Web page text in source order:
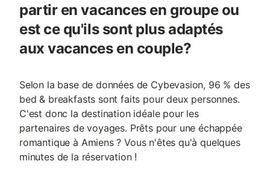
partir en vacances en groupe ou
est ce qu'ils sont plus adaptés
aux vacances en couple?
Selon la base de données de Cybevasion, 96 % des
bed & breakfasts sont faits pour deux personnes.
C'est donc la destination idéale pour les
partenaires de voyages. Prêts pour une échappée
romantique à Amiens ? Vous n'êtes qu'à quelques
minutes de la réservation !